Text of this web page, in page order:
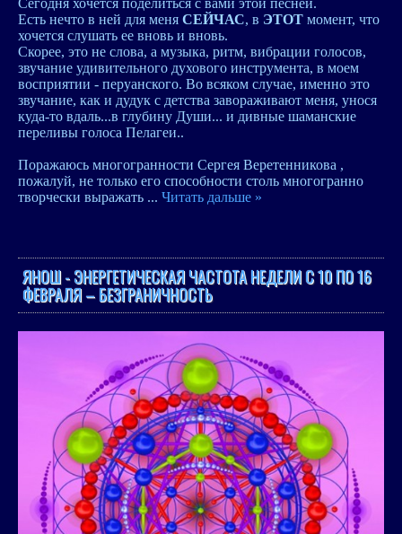
Сегодня хочется поделиться с вами этой песней.
Есть нечто в ней для меня СЕЙЧАС, в ЭТОТ момент, что
хочется слушать ее вновь и вновь.
Скорее, это не слова, а музыка, ритм, вибрации голосов,
звучание удивительного духового инструмента, в моем
восприятии - перуанского. Во всяком случае, именно это
звучание, как и дудук с детства завораживают меня, унося
куда-то вдаль...в глубину Души... и дивные шаманские
переливы голоса Пелагеи..
Поражаюсь многогранности Сергея Веретенникова ,
пожалуй, не только его способности столь многогранно
творчески выражать ... Читать дальше »
ЯНОШ - ЭНЕРГЕТИЧЕСКАЯ ЧАСТОТА НЕДЕЛИ С 10 ПО 16
ФЕВРАЛЯ – БЕЗГРАНИЧНОСТЬ